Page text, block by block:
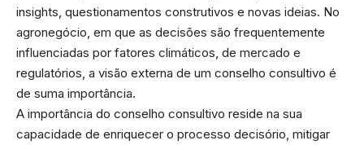
insights, questionamentos construtivos e novas ideias. No
agronegócio, em que as decisões são frequentemente
influenciadas por fatores climáticos, de mercado e
regulatórios, a visão externa de um conselho consultivo é
de suma importância.
A importância do conselho consultivo reside na sua
capacidade de enriquecer o processo decisório, mitigar